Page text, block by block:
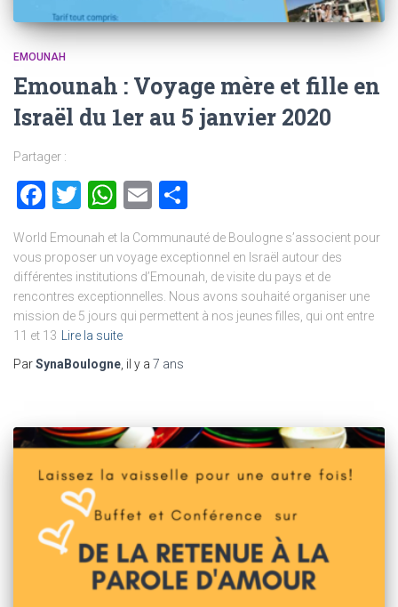
EMOUNAH
Emounah : Voyage mère et fille en
Israël du 1er au 5 janvier 2020
Partager :
Facebook
Twitter
WhatsApp
Email
World Emounah et la Communauté de Boulogne s’associent pour
vous proposer un voyage exceptionnel en Israël autour des
différentes institutions d’Emounah, de visite du pays et de
rencontres exceptionnelles. Nous avons souhaité organiser une
mission de 5 jours qui permettent à nos jeunes filles, qui ont entre
11 et 13 Lire la suite
ParSynaBoulogne , il y a 7 ans